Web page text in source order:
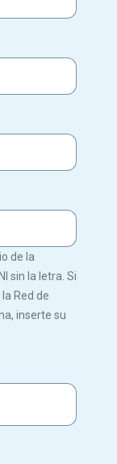
de la
sin la letra. Si
Red de
inserte su